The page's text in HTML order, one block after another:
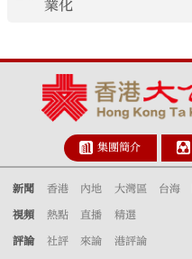
業化
集團簡介
新聞 香港 內地 大灣區 台海
視頻 熱點 直播 精選
評論 社評 來論 港評論